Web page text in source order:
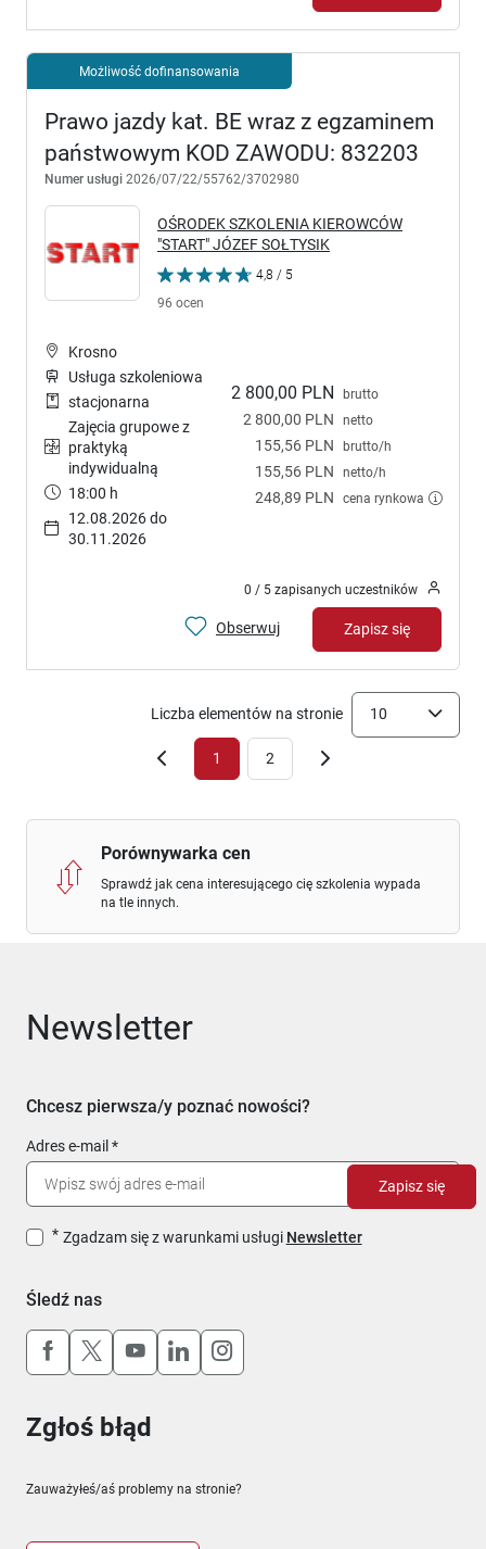
Możliwość dofinansowania
Prawo jazdy kat. BE wraz z egzaminem
państwowym KOD ZAWODU: 832203
Numer usługi 2026/07/22/55762/3702980
OŚRODEK SZKOLENIA KIEROWCÓW
"START" JÓZEF SOŁTYSIK
4,8 / 5
96 ocen
2 800,00 PLN brutto
2 800,00 PLN netto
155,56 PLN brutto/h
155,56 PLN netto/h
248,89 PLN cena rynkowa
Krosno
Usługa szkoleniowa
stacjonarna
Zajęcia grupowe z
praktyką
indywidualną
18:00 h
12.08.2026 do
30.11.2026
0 / 5 zapisanych uczestników
Obserwuj Zapisz się
1 2
Liczba elementów na stronie 10
Porównywarka cen
Sprawdź jak cena interesującego cię szkolenia wypada
na tle innych.
Newsletter
Chcesz pierwsza/y poznać nowości?
Adres e-mail
Zgadzam się z warunkami usługi Newsletter
Zapisz się
Śledź nas
Uwaga, link otworzy się w nowym oknie
Uwaga, link otworzy się w nowym oknie
Uwaga, link otworzy się w nowym
Uwaga, link otworzy się w
Uwaga, link otworzy się w
Zgłoś błąd
Zauważyłeś/aś problemy na stronie?